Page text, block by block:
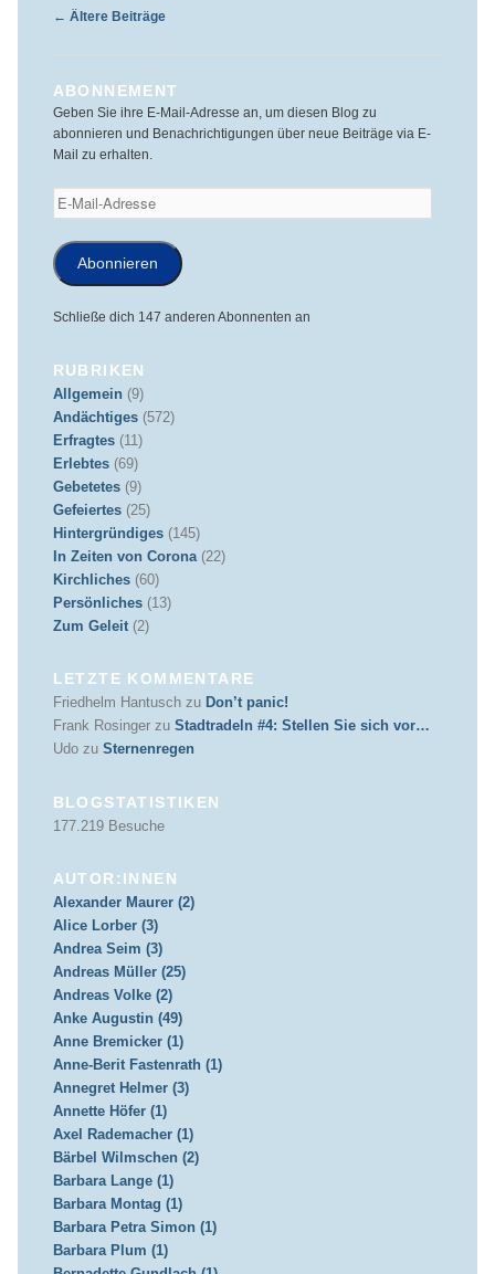
Beitragsnavigation
← Ältere Beiträge
ABONNEMENT
Geben Sie ihre E-Mail-Adresse an, um diesen Blog zu
abonnieren und Benachrichtigungen über neue Beiträge via E-
Mail zu erhalten.
E-
Mail-
Adresse
Abonnieren
Schließe dich 147 anderen Abonnenten an
RUBRIKEN
Allgemein (9)
Andächtiges(572)
Erfragtes(11)
Erlebtes(69)
Gebetetes(9)
Gefeiertes(25)
Hintergründiges(145)
In Zeiten von Corona(22)
Kirchliches(60)
Persönliches(13)
Zum Geleit(2)
LETZTE KOMMENTARE
Friedhelm Hantuschzu Don’t panic!
Frank Rosingerzu Stadtradeln #4: Stellen Sie sich vor…
Udozu Sternenregen
BLOGSTATISTIKEN
177.219 Besuche
AUTOR:INNEN
Alexander Maurer (2)
Alice Lorber (3)
Andrea Seim (3)
Andreas Müller (25)
Andreas Volke (2)
Anke Augustin (49)
Anne Bremicker (1)
Anne-Berit Fastenrath (1)
Annegret Helmer (3)
Annette Höfer (1)
Axel Rademacher (1)
Bärbel Wilmschen (2)
Barbara Lange (1)
Barbara Montag (1)
Barbara Petra Simon (1)
Barbara Plum (1)